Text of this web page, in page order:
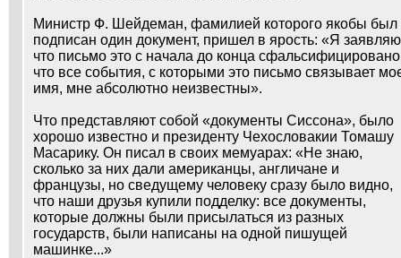
Министр Ф. Шейдеман, фамилией которого якобы был
подписан один документ, пришел в ярость: «Я
что письмо это с начала до конца
что все события, с которыми это письмо связывает
имя, мне абсолютно неизвестны».
Что представляют собой «документы Сиссона», было
хорошо известно и президенту Чехословакии Томашу
Масарику. Он писал в своих мемуарах: «Не знаю,
сколько за них дали американцы, англичане и
французы, но сведущему человеку сразу было видно,
что наши друзья купили подделку: все документы,
которые должны были присылаться из разных
государств, были написаны на одной пишущей
машинке...»